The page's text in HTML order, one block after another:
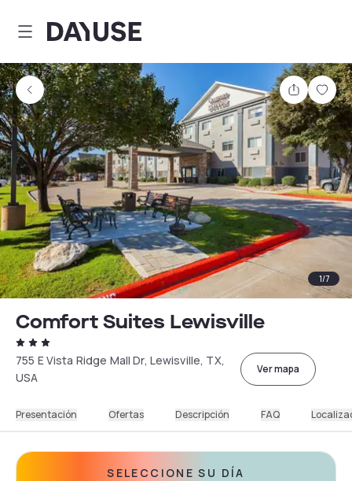
Dayuse
1/7
Comfort Suites Lewisville
755 E Vista Ridge Mall Dr, Lewisville, TX,
USA
Ver mapa
Presentación Ofertas Descripción FAQ
SELECCIONE SU DÍA